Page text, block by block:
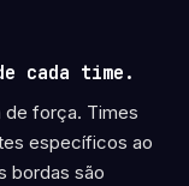
cada time.
de força. Times
específicos ao
bordas são